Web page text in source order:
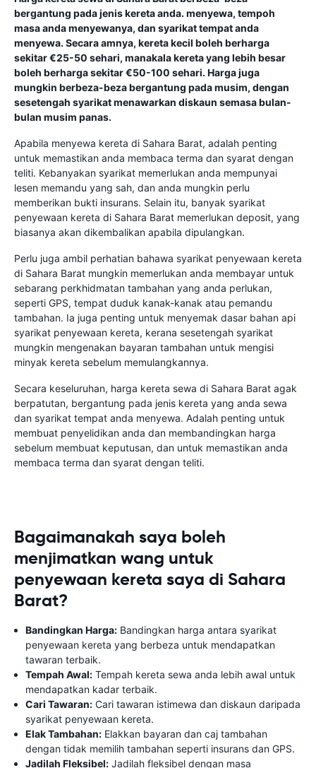
bergantung pada jenis kereta anda. menyewa, tempoh
masa anda menyewanya, dan syarikat tempat anda
menyewa. Secara amnya, kereta kecil boleh berharga
sekitar €25-50 sehari, manakala kereta yang lebih besar
boleh berharga sekitar €50-100 sehari. Harga juga
mungkin berbeza-beza bergantung pada musim, dengan
sesetengah syarikat menawarkan diskaun semasa bulan-
bulan musim panas.
Apabila menyewa kereta di Sahara Barat, adalah penting
untuk memastikan anda membaca terma dan syarat dengan
teliti. Kebanyakan syarikat memerlukan anda mempunyai
lesen memandu yang sah, dan anda mungkin perlu
memberikan bukti insurans. Selain itu, banyak syarikat
penyewaan kereta di Sahara Barat memerlukan deposit, yang
biasanya akan dikembalikan apabila dipulangkan.
Perlu juga ambil perhatian bahawa syarikat penyewaan kereta
di Sahara Barat mungkin memerlukan anda membayar untuk
sebarang perkhidmatan tambahan yang anda perlukan,
seperti GPS, tempat duduk kanak-kanak atau pemandu
tambahan. Ia juga penting untuk menyemak dasar bahan api
syarikat penyewaan kereta, kerana sesetengah syarikat
mungkin mengenakan bayaran tambahan untuk mengisi
minyak kereta sebelum memulangkannya.
Secara keseluruhan, harga kereta sewa di Sahara Barat agak
berpatutan, bergantung pada jenis kereta yang anda sewa
dan syarikat tempat anda menyewa. Adalah penting untuk
membuat penyelidikan anda dan membandingkan harga
sebelum membuat keputusan, dan untuk memastikan anda
membaca terma dan syarat dengan teliti.
Bagaimanakah saya boleh
menjimatkan wang untuk
penyewaan kereta saya di Sahara
Barat?
Bandingkan Harga: Bandingkan harga antara syarikat
penyewaan kereta yang berbeza untuk mendapatkan
tawaran terbaik.
Tempah Awal: Tempah kereta sewa anda lebih awal untuk
mendapatkan kadar terbaik.
Cari Tawaran: Cari tawaran istimewa dan diskaun daripada
syarikat penyewaan kereta.
Elak Tambahan: Elakkan bayaran dan caj tambahan
dengan tidak memilih tambahan seperti insurans dan GPS.
Jadilah Fleksibel: Jadilah fleksibel dengan masa